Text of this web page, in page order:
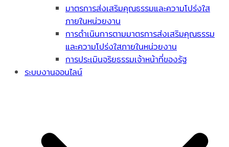
มาตรการส่งเสริมคุณธรรมและความโปร่งใส
ภายในหน่วยงาน
การดำเนินการตามมาตรการส่งเสริมคุณธรรม
และความโปร่งใสภายในหน่วยงาน
การประเมินจริยธรรมเจ้าหน้าที่ของรัฐ
ระบบงานออนไลน์